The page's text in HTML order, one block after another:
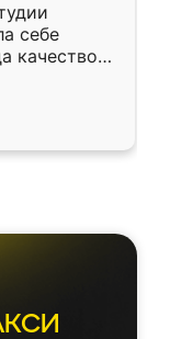
себе
качеством
уже почти